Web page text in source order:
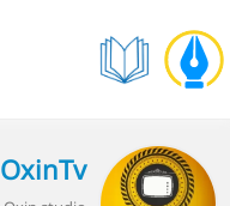
OxinTv اهواز مدیا